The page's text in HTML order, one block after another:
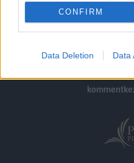
CONFIRM
Data Deletion Data
©
impresszum
jogi